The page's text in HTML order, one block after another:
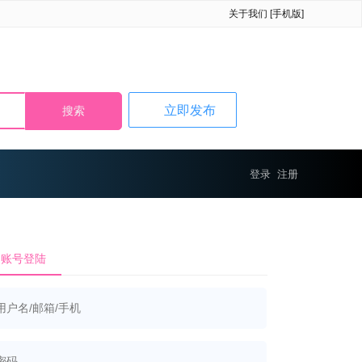
关于我们 [手机版]
立即发布
登录 注册
账号登陆